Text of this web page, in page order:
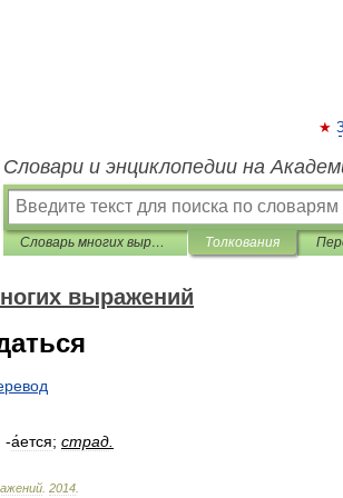
Словари и энциклопедии на
Словарь многих выражений Толкования
выражений
-а́ется; страд
2014